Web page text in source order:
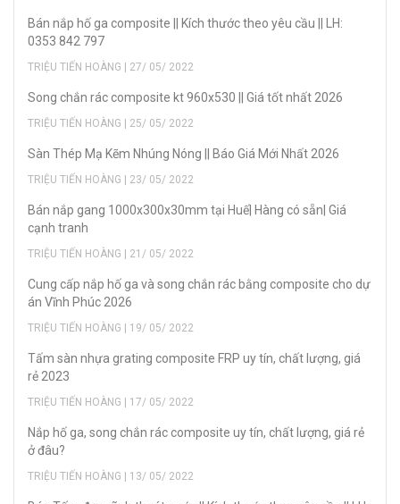
Bán nắp hố ga composite || Kích thước theo yêu cầu || LH:
0353 842 797
TRIỆU TIẾN HOÀNG | 27/ 05/ 2022
Song chắn rác composite kt 960x530 || Giá tốt nhất 2026
TRIỆU TIẾN HOÀNG | 25/ 05/ 2022
Sàn Thép Mạ Kẽm Nhúng Nóng || Báo Giá Mới Nhất 2026
TRIỆU TIẾN HOÀNG | 23/ 05/ 2022
Bán nắp gang 1000x300x30mm tại Huế| Hàng có sẵn| Giá
cạnh tranh
TRIỆU TIẾN HOÀNG | 21/ 05/ 2022
Cung cấp nắp hố ga và song chắn rác bằng composite cho dự
án Vĩnh Phúc 2026
TRIỆU TIẾN HOÀNG | 19/ 05/ 2022
Tấm sàn nhựa grating composite FRP uy tín, chất lượng, giá
rẻ 2023
TRIỆU TIẾN HOÀNG | 17/ 05/ 2022
Nắp hố ga, song chắn rác composite uy tín, chất lượng, giá rẻ
ở đâu?
TRIỆU TIẾN HOÀNG | 13/ 05/ 2022